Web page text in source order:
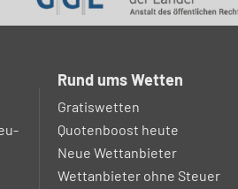
Rund ums Wetten
Gratiswetten
Quotenboost heute
Neue Wettanbieter
Wettanbieter ohne Steuer